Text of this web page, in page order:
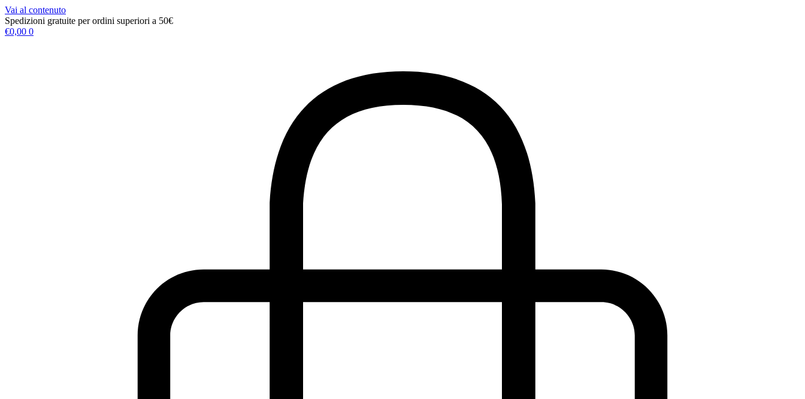
Vai al contenuto
Spedizioni gratuite per ordini superiori a 50€
€0,00 0